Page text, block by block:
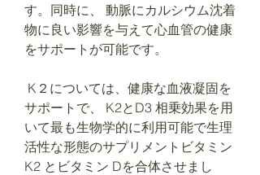
す。同時に、 動脈にカルシウム沈着
物に良い影響を与えて心血管の健康
をサポートが可能です。
K２については、健康な血液凝固を
サポートで、 K2とD3 相乗効果を用
いて最も生物学的に利用可能で生理
活性な形態のサプリメントビタミン
K2 とビタミン Dを合体させまし